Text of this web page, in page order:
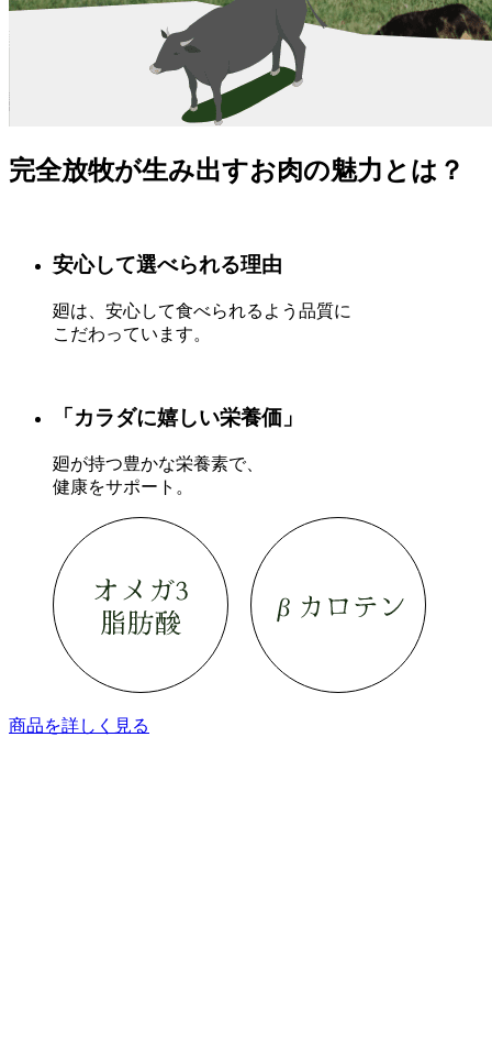
完全放牧が生み出すお肉の魅力とは？
安心して選べられる理由
廻は、安心して食べられるよう品質に
こだわっています。
「カラダに嬉しい栄養価」
廻が持つ豊かな栄養素で、
健康をサポート。
商品を詳しく見る